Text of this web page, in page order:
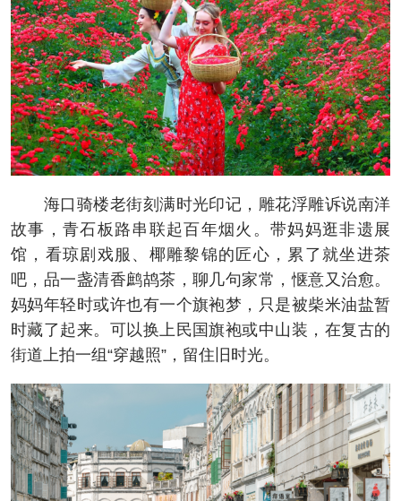
海口骑楼老街刻满时光印记，雕花浮雕诉说南洋
故事，青石板路串联起百年烟火。带妈妈逛非遗展
馆，看琼剧戏服、椰雕黎锦的匠心，累了就坐进茶
吧，品一盏清香鹧鸪茶，聊几句家常，惬意又治愈。
妈妈年轻时或许也有一个旗袍梦，只是被柴米油盐暂
时藏了起来。可以换上民国旗袍或中山装，在复古的
街道上拍一组“穿越照”，留住旧时光。